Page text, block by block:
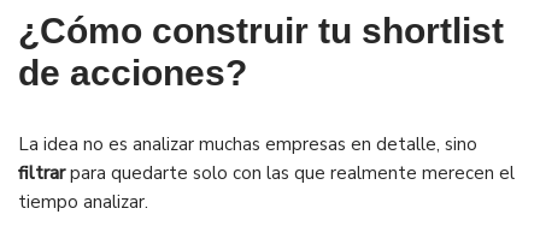
¿Cómo construir tu shortlist
de acciones?
La idea no es analizar muchas empresas en detalle, sino
filtrarpara quedarte solo con las que realmente merecen el
tiempo analizar.